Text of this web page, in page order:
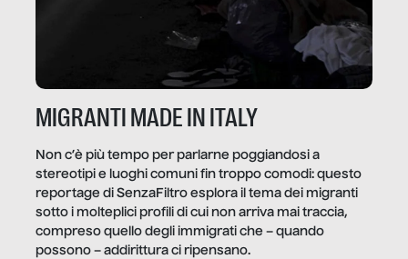
MIGRANTI MADE IN ITALY
Non c’è più tempo per parlarne poggiandosi a
stereotipi e luoghi comuni fin troppo comodi: questo
reportage di SenzaFiltro esplora il tema dei migranti
sotto i molteplici profili di cui non arriva mai traccia,
compreso quello degli immigrati che – quando
possono – addirittura ci ripensano.